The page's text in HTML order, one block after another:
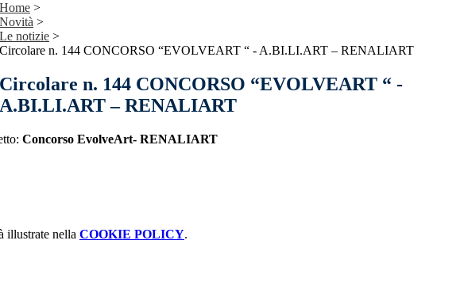
Home >
Novità >
Le notizie >
Circolare n. 144 CONCORSO “EVOLVEART “ - A.BI.LI.ART – RENALIART
Circolare n. 144 CONCORSO “EVOLVEART “ -
A.BI.LI.ART – RENALIART
Concorso EvolveArt- RENALIART
illustrate nella COOKIE POLICY.